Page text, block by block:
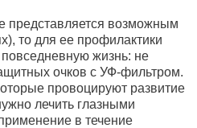
представляется возможным
то для ее профилактики
жизнь: не
очков с УФ-фильтром.
провоцируют развитие
лечить глазными
в течение